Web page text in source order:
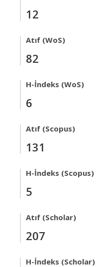
12
Atıf (WoS)
82
H-İndeks (WoS)
6
Atıf (Scopus)
131
H-İndeks (Scopus)
5
Atıf (Scholar)
207
H-İndeks (Scholar)